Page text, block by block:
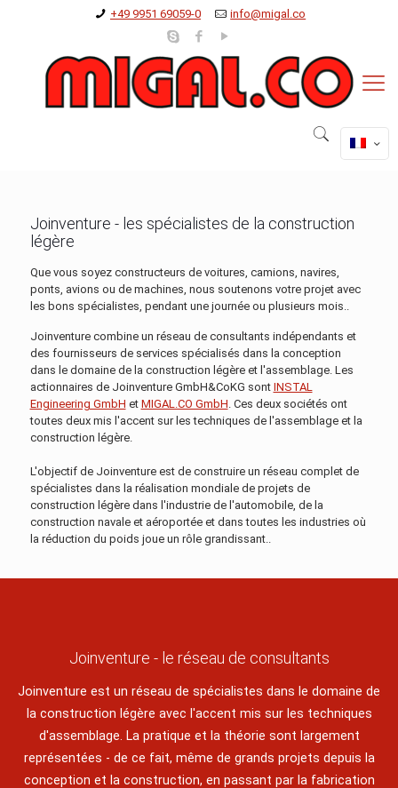
+49 9951 69059-0 info@migal.co
Joinventure - les spécialistes de la construction
légère
Que vous soyez constructeurs de voitures, camions, navires,
ponts, avions ou de machines, nous soutenons votre projet avec
les bons spécialistes, pendant une journée ou plusieurs mois..
Joinventure combine un réseau de consultants indépendants et
des fournisseurs de services spécialisés dans la conception
dans le domaine de la construction légère et l'assemblage. Les
actionnaires de Joinventure GmbH&CoKG sont INSTAL
Engineering GmbH et MIGAL.CO GmbH. Ces deux sociétés ont
toutes deux mis l'accent sur les techniques de l'assemblage et la
construction légère.
L'objectif de Joinventure est de construire un réseau complet de
spécialistes dans la réalisation mondiale de projets de
construction légère dans l'industrie de l'automobile, de la
construction navale et aéroportée et dans toutes les industries où
la réduction du poids joue un rôle grandissant..
Joinventure - le réseau de consultants
Joinventure est un réseau de spécialistes dans le domaine de
la construction légère avec l'accent mis sur les techniques
d'assemblage. La pratique et la théorie sont largement
représentées - de ce fait, même de grands projets depuis la
conception et la construction, en passant par la fabrication